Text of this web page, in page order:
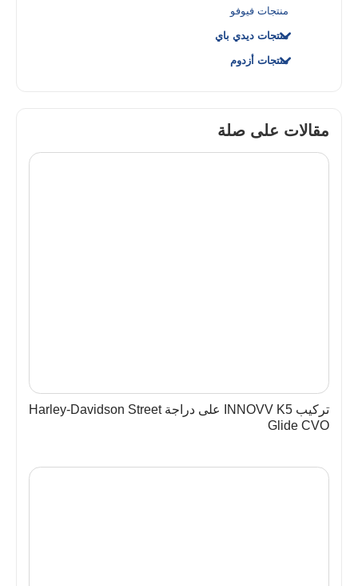
منتجات فيوفو
منتجات ديدي باي
منتجات أزدوم
مقالات على صلة
تركيب INNOVV K5 على دراجة Harley-Davidson Street
Glide CVO